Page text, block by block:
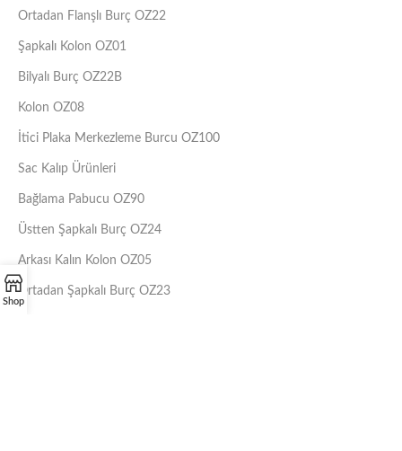
Ortadan Flanşlı Burç OZ22
Şapkalı Kolon OZ01
Bilyalı Burç OZ22B
Kolon OZ08
İtici Plaka Merkezleme Burcu OZ100
Sac Kalıp Ürünleri
Bağlama Pabucu OZ90
Üstten Şapkalı Burç OZ24
Arkası Kalın Kolon OZ05
Ortadan Şapkalı Burç OZ23
Shop